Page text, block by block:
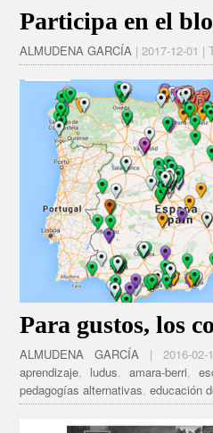
Participa en el
ALMUDENA GARCÍA | 2017-12-01 |
Para gustos, los
ALMUDENA GARCÍA | 2016-
aprendizaje, ludus, amara-berri,
pedagogías alternativas,educación